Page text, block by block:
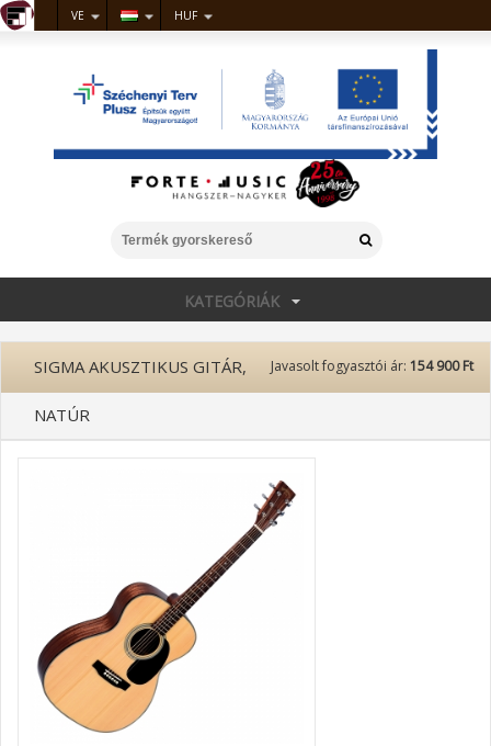
VE HUF
KATEGÓRIÁK
Javasolt fogyasztói ár: 154 900 Ft
SIGMA AKUSZTIKUS GITÁR,
NATÚR